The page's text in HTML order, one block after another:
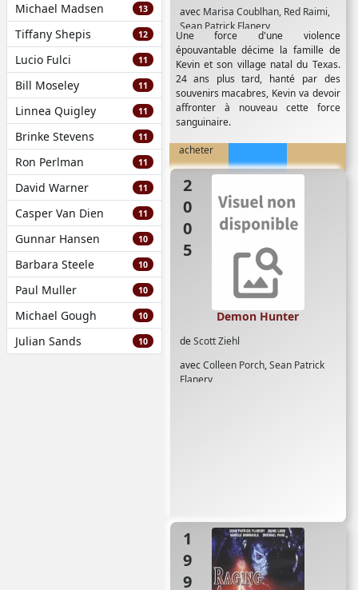
Michael Madsen 13
Tiffany Shepis 12
Lucio Fulci 11
Bill Moseley 11
Linnea Quigley 11
Brinke Stevens 11
Ron Perlman 11
David Warner 11
Casper Van Dien 11
Gunnar Hansen 10
Barbara Steele 10
Paul Muller 10
Michael Gough 10
Julian Sands 10
avec Marisa Coublhan, Red Raimi,
Sean Patrick Flanery
Une force d'une violence
épouvantable décime la famille de
Kevin et son village natal du Texas.
24 ans plus tard, hanté par des
souvenirs macabres, Kevin va devoir
affronter à nouveau cette force
sanguinaire.
acheter
2005
deScott Ziehl
avecColleen Porch,Sean Patrick
Flanery
Demon Hunter
1995